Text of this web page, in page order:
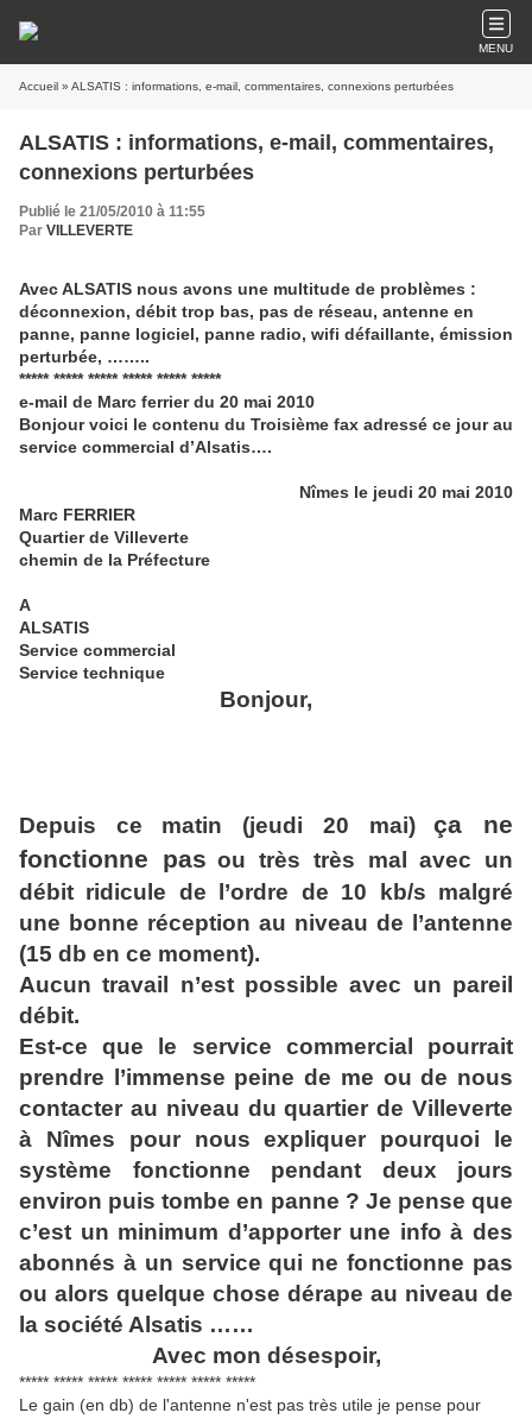
MENU
Accueil » ALSATIS : informations, e-mail, commentaires, connexions perturbées
ALSATIS : informations, e-mail, commentaires,
connexions perturbées
Publié le 21/05/2010 à 11:55
Par VILLEVERTE
Avec ALSATIS nous avons une multitude de problèmes :
déconnexion, débit trop bas, pas de réseau, antenne en
panne, panne logiciel, panne radio, wifi défaillante, émission
perturbée, ……..
***** ***** ***** ***** ***** *****
e-mail de Marc ferrier du 20 mai 2010
Bonjour voici le contenu du Troisième fax adressé ce jour au
service commercial d’Alsatis….
Nîmes le jeudi 20 mai 2010
Marc FERRIER
Quartier de Villeverte
chemin de la Préfecture
A
ALSATIS
Service commercial
Service technique
Bonjour,
Depuis ce matin (jeudi 20 mai)
ça ne
fonctionne pas ou très très mal avec un
débit ridicule de l’ordre de 10 kb/s malgré
une bonne réception au niveau de l’antenne
(15 db en ce moment).
Aucun travail n’est possible avec un pareil
débit.
Est-ce que le service commercial pourrait
prendre l’immense peine de me ou de nous
contacter au niveau du quartier de Villeverte
à Nîmes pour nous expliquer pourquoi le
système fonctionne pendant deux jours
environ puis tombe en panne ? Je pense que
c’est un minimum d’apporter une info à des
abonnés à un service qui ne fonctionne pas
ou alors quelque chose dérape au niveau de
la société Alsatis ……
Avec mon désespoir,
***** ***** ***** ***** ***** ***** *****
Le gain (en db) de l'antenne n'est pas très utile je pense pour